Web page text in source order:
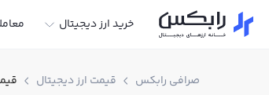
خرید ارز دیجیتال
صرافی رابکس قیمت ارز دیجیتال